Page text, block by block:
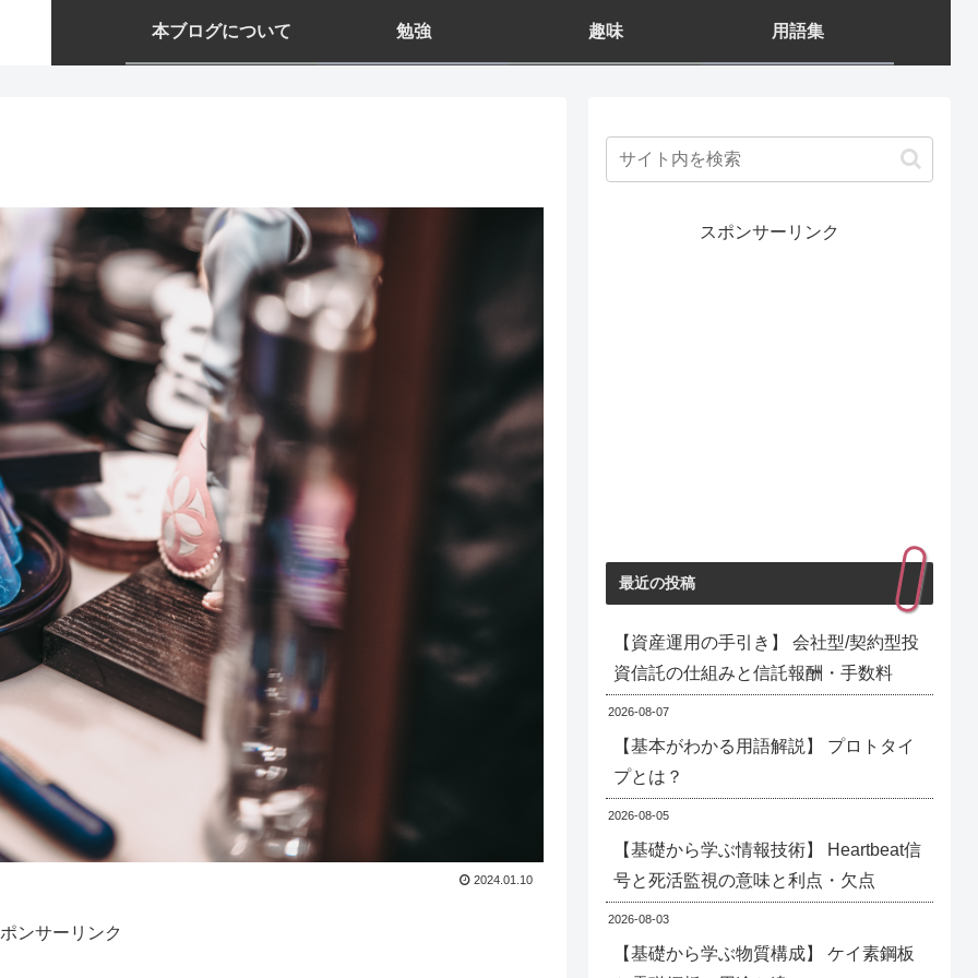
本ブログについて 勉強 趣味 用語集
2024.01.10
ンサーリンク
スポンサーリンク
最近の投稿
【資産運用の手引き】 会社型/契約型投
資信託の仕組みと信託報酬・手数料
2026-08-07
【基本がわかる用語解説】 プロトタイ
プとは？
2026-08-05
【基礎から学ぶ情報技術】 Heartbeat信
号と死活監視の意味と利点・欠点
2026-08-03
【基礎から学ぶ物質構成】 ケイ素鋼板